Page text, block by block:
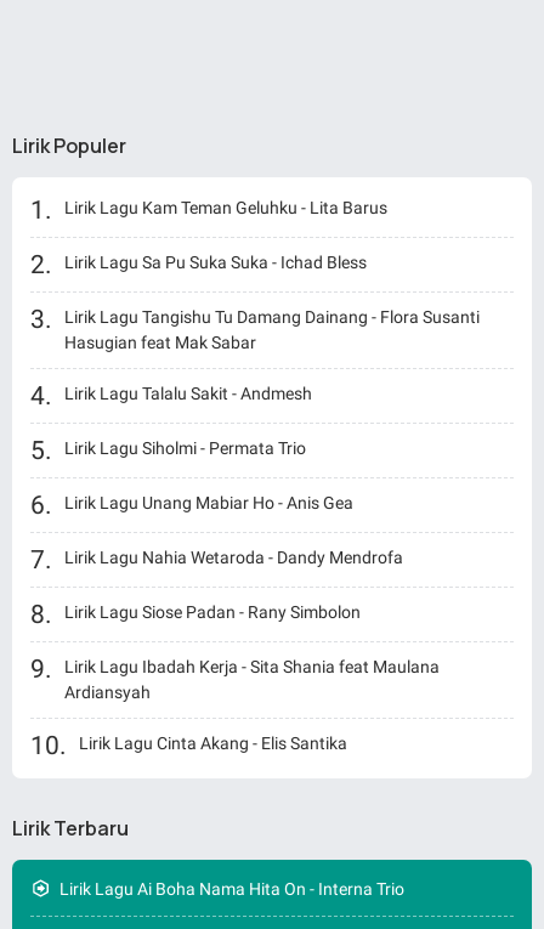
Lirik Populer
Lirik Lagu Kam Teman Geluhku - Lita Barus
Lirik Lagu Sa Pu Suka Suka - Ichad Bless
Lirik Lagu Tangishu Tu Damang Dainang - Flora Susanti
Hasugian feat Mak Sabar
Lirik Lagu Talalu Sakit - Andmesh
Lirik Lagu Siholmi - Permata Trio
Lirik Lagu Unang Mabiar Ho - Anis Gea
Lirik Lagu Nahia Wetaroda - Dandy Mendrofa
Lirik Lagu Siose Padan - Rany Simbolon
Lirik Lagu Ibadah Kerja - Sita Shania feat Maulana
Ardiansyah
Lirik Lagu Cinta Akang - Elis Santika
Lirik Terbaru
Lirik Lagu Ai Boha Nama Hita On - Interna Trio